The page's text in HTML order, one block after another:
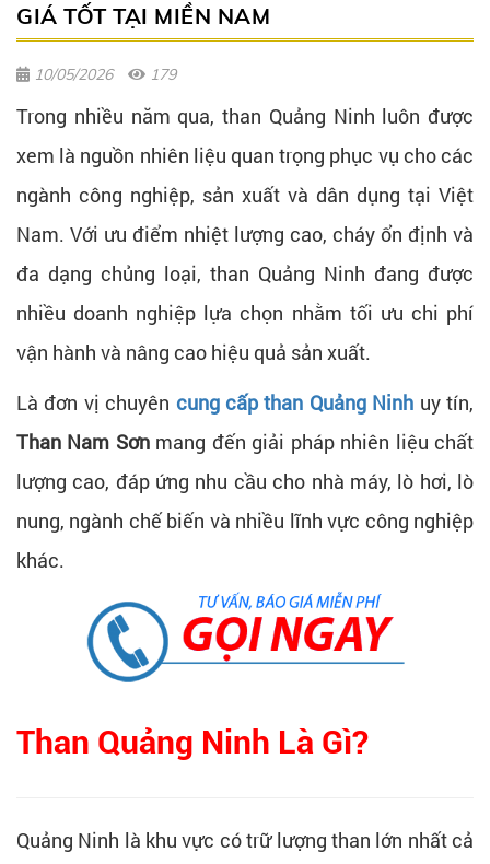
GIÁ TỐT TẠI MIỀN NAM
10/05/2026 179
Trong nhiều năm qua, than Quảng Ninh luôn được
xem là nguồn nhiên liệu quan trọng phục vụ cho các
ngành công nghiệp, sản xuất và dân dụng tại Việt
Nam. Với ưu điểm nhiệt lượng cao, cháy ổn định và
đa dạng chủng loại, than Quảng Ninh đang được
nhiều doanh nghiệp lựa chọn nhằm tối ưu chi phí
vận hành và nâng cao hiệu quả sản xuất.
Là đơn vị chuyên cung cấp than Quảng Ninh uy tín,
Than Nam Sơnmang đến giải pháp nhiên liệu chất
lượng cao, đáp ứng nhu cầu cho nhà máy, lò hơi, lò
nung, ngành chế biến và nhiều lĩnh vực công nghiệp
khác.
Than Quảng Ninh Là Gì?
Quảng Ninh là khu vực có trữ lượng than lớn nhất cả